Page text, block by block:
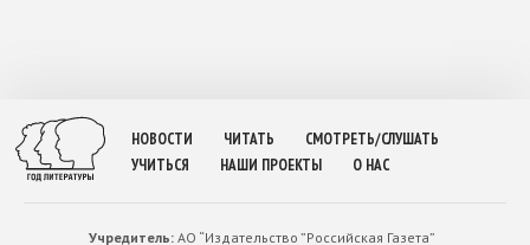
НОВОСТИ ЧИТАТЬ
СМОТРЕТЬ/СЛУШАТЬ
УЧИТЬСЯ
НАШИ ПРОЕКТЫ О НАС
Учредитель:АО “Издательство ”Российская Газета”